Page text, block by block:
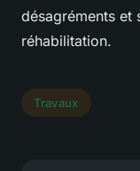
désagréments et
réhabilitation.
Travaux